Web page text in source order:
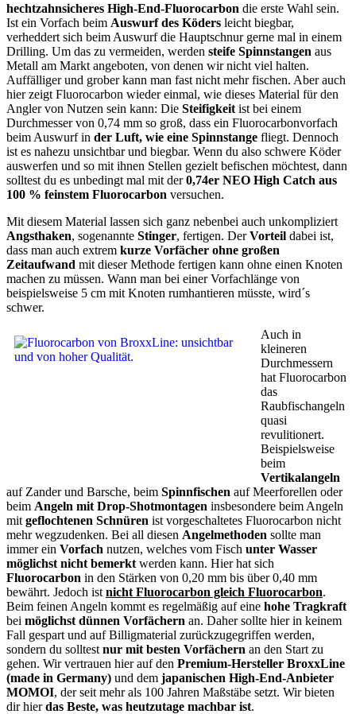
hechtzahnsicheres High-End-Fluorocarbon die erste Wahl sein.
Ist ein Vorfach beim Auswurf des Köders leicht biegbar,
verheddert sich beim Auswurf die Hauptschnur gerne mal in einem
Drilling. Um das zu vermeiden, werden steife Spinnstangen aus
Metall am Markt angeboten, von denen wir nicht viel halten.
Auffälliger und grober kann man fast nicht mehr fischen. Aber auch
hier zeigt Fluorocarbon wieder einmal, wie dieses Material für den
Angler von Nutzen sein kann: Die Steifigkeit ist bei einem
Durchmesser von 0,74 mm so groß, dass ein Fluorocarbonvorfach
beim Auswurf in der Luft, wie eine Spinnstange fliegt. Dennoch
ist es nahezu unsichtbar und biegbar. Wenn du also schwere Köder
auswerfen und so mit ihnen Stellen gezielt befischen möchtest, dann
solltest du es unbedingt mal mit der0,74er NEO High Catch aus
100 % feinstem Fluorocarbon versuchen.
Mit diesem Material lassen sich ganz nebenbei auch unkompliziert
Angsthaken, sogenannte Stinger, fertigen. DerVorteil dabei ist,
dass man auch extrem kurze Vorfächer ohne großen
Zeitaufwand mit dieser Methode fertigen kann ohne einen Knoten
machen zu müssen. Wann man bei einer Vorfachlänge von
beispielsweise 5 cm mit Knoten rumhantieren müsste, wird´s
schwer.
Auch in
kleineren
Durchmessern
hat Fluorocarbon
das
Raubfischangeln
quasi
revulitionert.
Beispielsweise
beim
Vertikalangeln
auf Zander und Barsche, beim Spinnfischen auf Meerforellen oder
beim Angeln mit Drop-Shotmontagen insbesondere beim Angeln
mit geflochtenen Schnüren ist vorgeschaltetes Fluorocarbon nicht
mehr wegzudenken. Bei all diesen Angelmethoden sollte man
immer ein Vorfach nutzen, welches vom Fisch unter Wasser
möglichst nicht bemerkt werden kann. Hier hat sich
Fluorocarbon in den Stärken von 0,20 mm bis über 0,40 mm
bewährt. Jedoch ist nicht Fluorocarbon gleich Fluorocarbon.
Beim feinen Angeln kommt es regelmäßig auf eine hohe Tragkraft
bei möglichst dünnen Vorfächern an. Daher sollte hier in keinem
Fall gespart und auf Billigmaterial zurückzugegriffen werden,
sondern du solltest nur mit besten Vorfächern an den Start zu
gehen. Wir vertrauen hier auf den Premium-Hersteller BroxxLine
(made in Germany) und dem japanischen High-End-Anbieter
MOMOI, der seit mehr als 100 Jahren Maßstäbe setzt. Wir bieten
dir hierdas Beste, was heutzutage machbar ist.